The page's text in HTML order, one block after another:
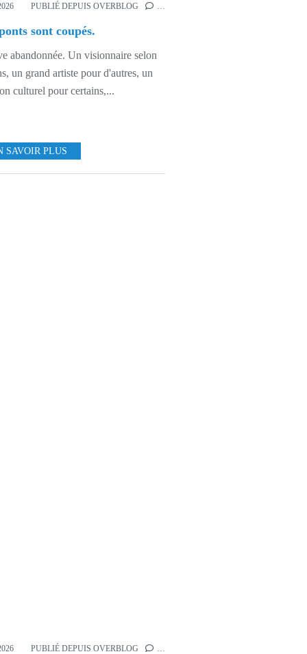
,ÉCHO-CÔTIER
PUBLIÉ DEPUIS OVERBLOG …
sont coupés.
abandonnée. Un visionnaire selon
un grand artiste pour d'autres, un
culturel pour certains,...
SAVOIR PLUS
SPORTIVE
PUBLIÉ DEPUIS OVERBLOG …